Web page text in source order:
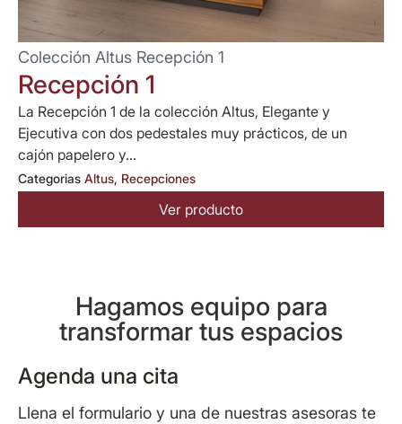
Colección Altus Recepción 1
Recepción 1
La Recepción 1 de la colección Altus, Elegante y
Ejecutiva con dos pedestales muy prácticos, de un
cajón papelero y...
Categorias Altus, Recepciones
Ver producto
Hagamos equipo para
transformar tus espacios
Agenda una cita
Llena el formulario y una de nuestras asesoras te